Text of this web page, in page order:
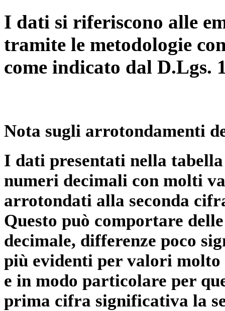
I dati si riferiscono alle
tramite le metodologie
come indicato dal D.Lgs.
Nota sugli arrotondamenti
I dati presentati nella
numeri decimali con molti
arrotondati alla seconda
Questo può comportare
decimale, differenze poco
più evidenti per valori
e in modo particolare per
prima cifra significativa la